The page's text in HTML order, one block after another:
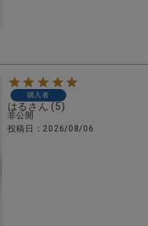
購入者
はる 5
非公開
投稿日
2026/08/06